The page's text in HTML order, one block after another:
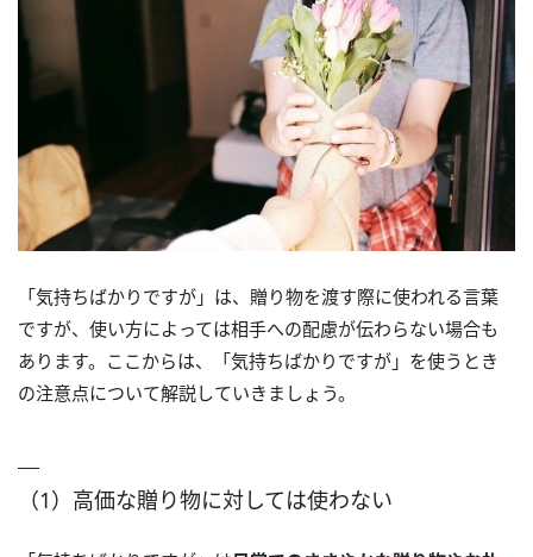
「気持ちばかりですが」は、贈り物を渡す際に使われる言葉
ですが、使い方によっては相手への配慮が伝わらない場合も
あります。ここからは、「気持ちばかりですが」を使うとき
の注意点について解説していきましょう。
（1）高価な贈り物に対しては使わない